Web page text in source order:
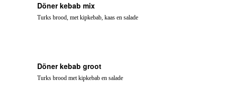
Döner kebab mix
Turks brood, met kipkebab, kaas en salade
Döner kebab groot
Turks brood met kipkebab en salade